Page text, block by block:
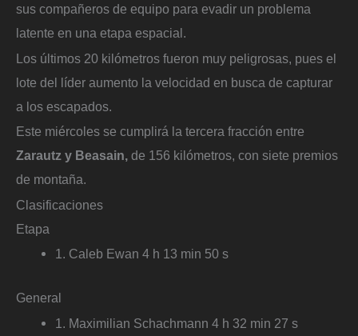
sus compañeros de equipo para evadir un problema
latente en una etapa espacial.
Los últimos 20 kilómetros fueron muy peligrosas, pues el
lote del líder aumento la velocidad en busca de capturar
a los escapados.
Este miércoles se cumplirá la tercera fracción entre
Zarautz y Beasain, de 156 kilómetros, con siete premios
de montaña.
Clasificaciones
Etapa
1. Caleb Ewan 4 h 13 min 50 s
General
1. Maximilian Schachmann 4 h 32 min 27 s